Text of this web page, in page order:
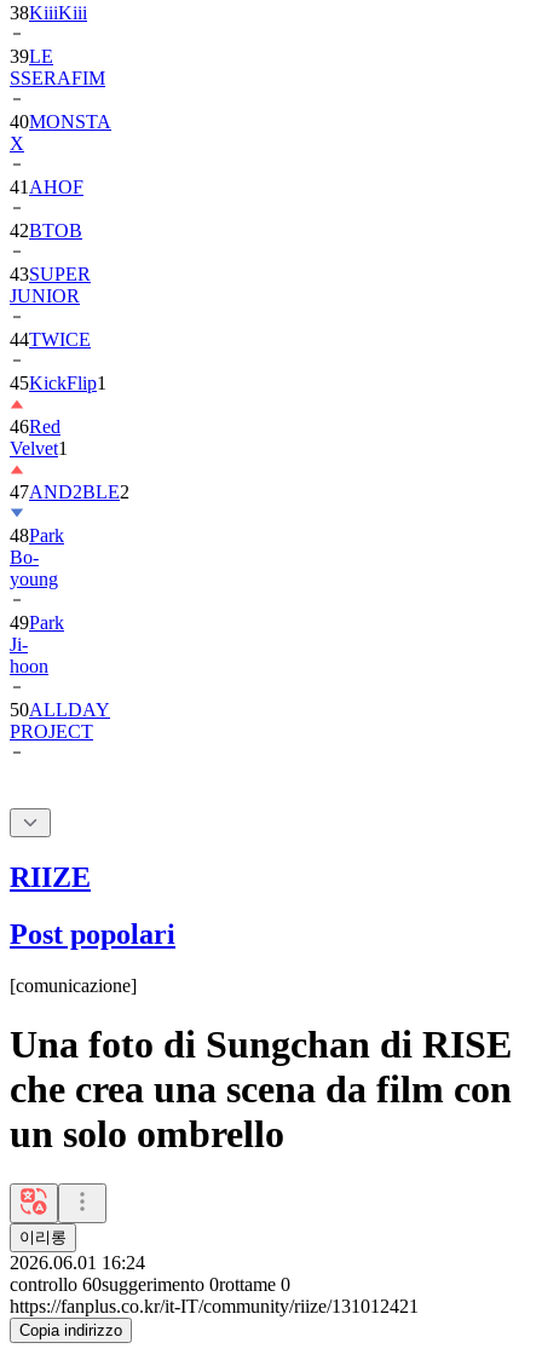
39LE
SSERAFIM
40MONSTA
X
41
42 BTOB
43SUPER
JUNIOR
44TWICE
45KickFlip
46Red
Velvet
47AND2BLE
48Park
Bo-
young
49Park
Ji-
hoon
50ALLDAY
PROJECT
RIIZE
Post popolari
[comunicazione]
Una foto di Sungchan di RISE
che crea una scena da film con
un solo ombrello
이리롱
2026.06.01 16:24
controllo 60suggerimento 0rottame 0
https://fanplus.co.kr/it-IT/community/riize/131012421
Copia indirizzo